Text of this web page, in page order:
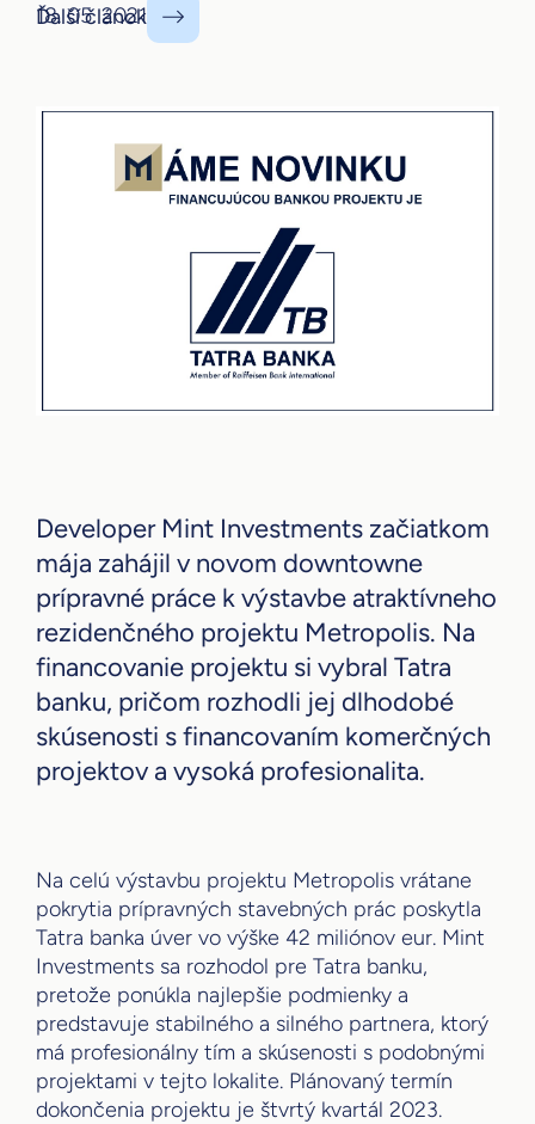
18. 05. 2021
Ďalší článok
Developer Mint Investments začiatkom
mája zahájil v novom downtowne
prípravné práce k výstavbe atraktívneho
rezidenčného projektu Metropolis. Na
financovanie projektu si vybral Tatra
banku, pričom rozhodli jej dlhodobé
skúsenosti s financovaním komerčných
projektov a vysoká profesionalita.
Na celú výstavbu projektu Metropolis vrátane
pokrytia prípravných stavebných prác poskytla
Tatra banka úver vo výške 42 miliónov eur. Mint
Investments sa rozhodol pre Tatra banku,
pretože ponúkla najlepšie podmienky a
predstavuje stabilného a silného partnera, ktorý
má profesionálny tím a skúsenosti s podobnými
projektami v tejto lokalite. Plánovaný termín
dokončenia projektu je štvrtý kvartál 2023.